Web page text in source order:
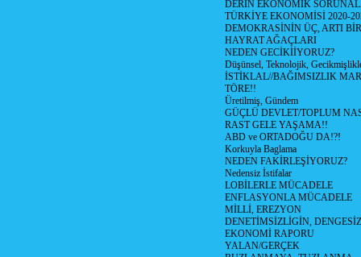
DERİN EKONOMİK
TÜRKİYE EKONOMİSİ 2020-
DEMOKRASİNİN ÜÇ, ARTI
HAYRAT AĞAÇLARI
NEDEN GECİKİİYORUZ?
Düşünsel, Teknolojik,
İSTİKLAL//BAĞIMSIZLIK
TÖRE!!
Üretilmiş, Gündem
GÜÇLÜ DEVLET/TOPLUM
RAST GELE YAŞAMA!!
ABD ve ORTADOĞU DA!?!
Korkuyla Baglama
NEDEN FAKİRLEŞİYORUZ?
Nedensiz İstifalar
LOBİLERLE MÜCADELE
ENFLASYONLA MÜCADELE
MİLLİ, EREZYON
DENETİMSİZLİGİN,
EKONOMİ RAPORU
YALAN/GERÇEK